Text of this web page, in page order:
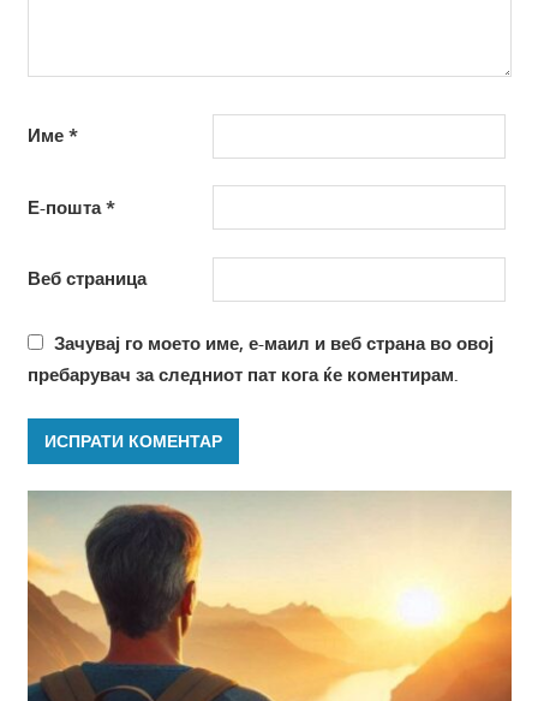
Име *
Е-пошта*
Веб страница
Зачувај го моето име, е-маил и веб страна во овој
пребарувач за следниот пат кога ќе коментирам.